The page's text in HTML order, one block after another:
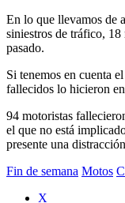
En lo que llevamos de
siniestros de tráfico,
pasado.
Si tenemos en cuenta
fallecidos lo hicieron
94 motoristas
el que no está
presente una
Fin de semana Motos
X